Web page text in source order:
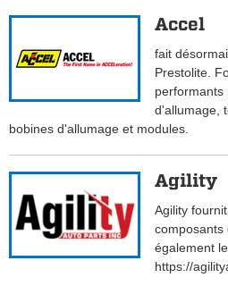
Accel
fait
Prestolite.
performants
d'allumage,
bobines d'allumage et modules.
Agility
Agility
composants
également
https://